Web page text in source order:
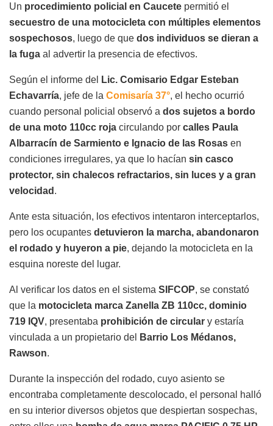
Un procedimiento policial en Caucete permitió el
secuestro de una motocicleta con múltiples elementos
sospechosos, luego de que dos individuos se dieran a
la fuga al advertir la presencia de efectivos.
Según el informe del
Lic. Comisario Edgar Esteban
Echavarría, jefe de la Comisaría 37°, el hecho ocurrió
cuando personal policial observó a dos sujetos a bordo
de una moto 110cc roja circulando por calles Paula
Albarracín de Sarmiento e Ignacio de las Rosas en
condiciones irregulares, ya que lo hacían sin casco
protector, sin chalecos refractarios, sin luces y a gran
velocidad .
Ante esta situación, los efectivos intentaron interceptarlos,
pero los ocupantes detuvieron la marcha, abandonaron
el rodado y huyeron a pie, dejando la motocicleta en la
esquina noreste del lugar.
Al verificar los datos en el sistema SIFCOP, se constató
que la motocicleta marca Zanella ZB 110cc, dominio
719 IQV, presentaba prohibición de circular y estaría
vinculada a un propietario del
Barrio Los Médanos,
Rawson.
Durante la inspección del rodado, cuyo asiento se
encontraba completamente descolocado, el personal halló
en su interior diversos objetos que despiertan sospechas,